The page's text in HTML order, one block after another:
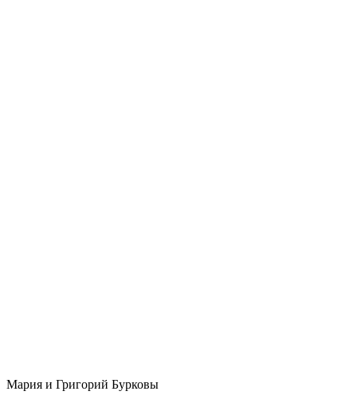
Мария и Григорий Бурковы